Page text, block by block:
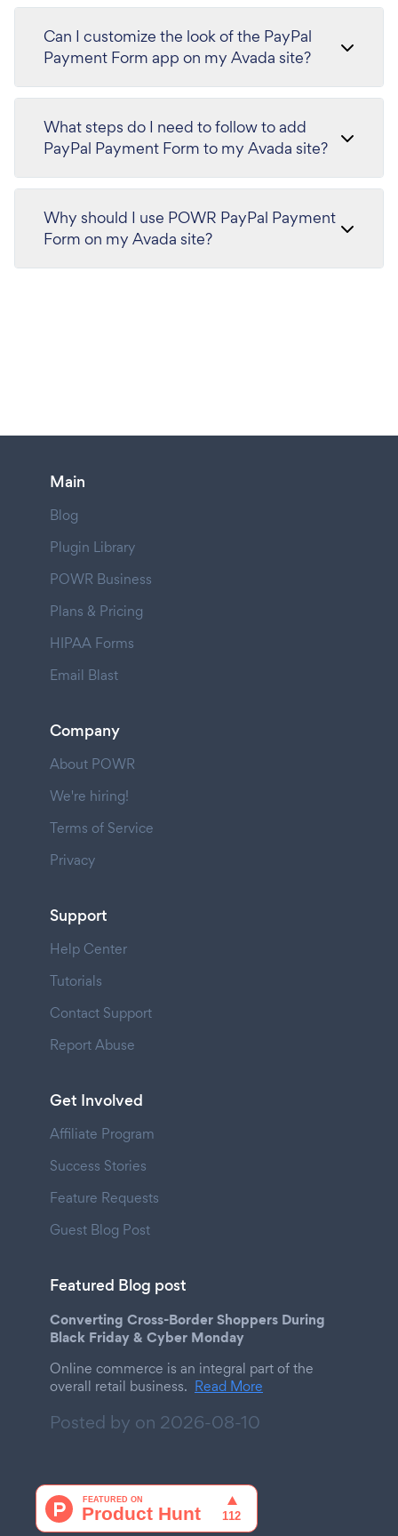
Can I customize the look of the PayPal
Payment Form app on my Avada site?
What steps do I need to follow to add
PayPal Payment Form to my Avada site?
Why should I use POWR PayPal Payment
Form on my Avada site?
Main
Blog
Plugin Library
POWR Business
Plans & Pricing
HIPAA Forms
Email Blast
Company
About POWR
We're hiring!
Terms of Service
Privacy
Support
Help Center
Tutorials
Contact Support
Report Abuse
Get Involved
Affiliate Program
Success Stories
Feature Requests
Guest Blog Post
Featured Blog post
Converting Cross-Border Shoppers During
Black Friday & Cyber Monday
Online commerce is an integral part of the
overall retail business. Read More
Posted by on 2026-08-10